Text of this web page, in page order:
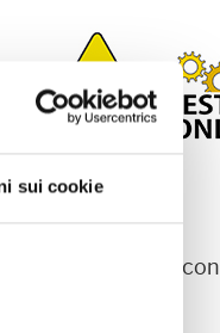
sui cookie -
più stringente con